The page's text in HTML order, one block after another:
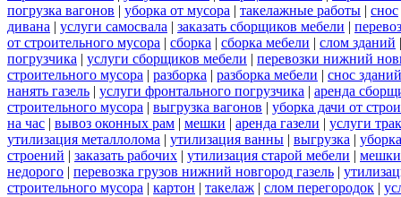
погрузка вагонов | уборка от мусора | такелажные работы | снос
дивана | услуги самосвала | заказать сборщиков мебели |
от строительного мусора | сборка | сборка мебели | слом зданий
погрузчика | услуги сборщиков мебели | перевозки нижний
строительного мусора | разборка | разборка мебели | снос зданий
нанять газель | услуги фронтального погрузчика | аренда
строительного мусора | выгрузка вагонов | уборка дачи от
на час | вывоз оконных рам | мешки | аренда газели | услуги
утилизация металлолома | утилизация ванны | выгрузка |
строений | заказать рабочих | утилизация старой мебели |
недорого | перевозка грузов нижний новгород газель |
строительного мусора | картон | такелаж | слом перегородок |